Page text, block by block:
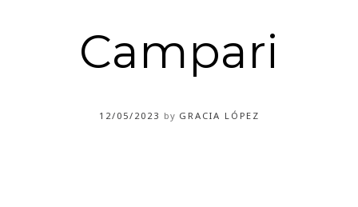
Campari
12/05/2023 by GRACIA LÓPEZ